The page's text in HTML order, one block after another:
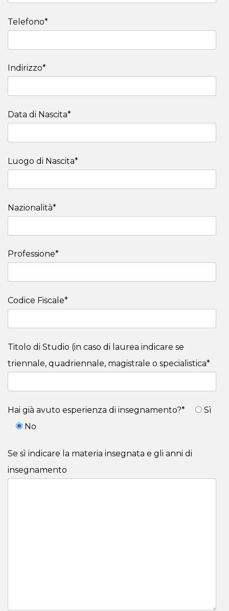
Telefono*
Indirizzo*
Data di Nascita*
Luogo di Nascita*
Nazionalità*
Professione*
Codice Fiscale*
Titolo di Studio (in caso di laurea indicare se
triennale, quadriennale, magistrale o specialistica*
Hai già avuto esperienza di insegnamento?*
Sì
No
Se sì indicare la materia insegnata e gli anni di
insegnamento